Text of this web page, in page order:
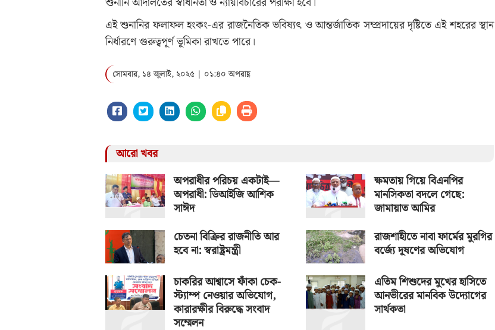
এই শুনানির ফলাফল হংকং-এর রাজনৈতিক ভবিষ্যৎ ও আন্তর্জাতিক সম্প্রদায়ের দৃষ্টিতে এই শহরের স্থান
নির্ধারণে গুরুত্বপূর্ণ ভূমিকা রাখতে পারে।
সোমবার, ১৪ জুলাই, ২০২৫ | ০১:৪০ অপরাহ্ণ
আরো খবর
অপরাধীর পরিচয় একটাই—
অপরাধী: ডিআইজি আশিক
সাঈদ
ক্ষমতায় গিয়ে বিএনপির
মানসিকতা বদলে গেছে:
জামায়াত আমির
চেতনা বিক্রির রাজনীতি আর
হবে না: স্বরাষ্ট্রমন্ত্রী
রাজশাহীতে নাবা ফার্মের মুরগির
বর্জ্যে দূষণের অভিযোগ
চাকরির আশ্বাসে ফাঁকা চেক-
স্ট্যাম্প নেওয়ার অভিযোগ,
কারারক্ষীর বিরুদ্ধে সংবাদ
সম্মেলন
এতিম শিশুদের মুখের হাসিতে
আনভীরের মানবিক উদ্যোগের
সার্থকতা